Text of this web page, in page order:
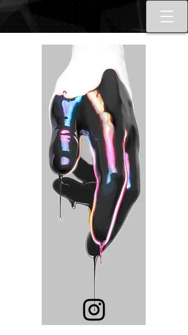
Best tattoo artists in Toronto. Best
Toronto tattoo studio shop.
Tattoo ideas designs flash style.
Tattoo school Toronto. Best
piercings Toronto, Piercing
studio piercing shop Toronto.
Body piercing, body modification
toronto. Nail art, manicures, nail
boutique toronto. Best Nail
boutique nail salon. Custom nail
art full set gel extensions acrylic
extensions. Russian e-file